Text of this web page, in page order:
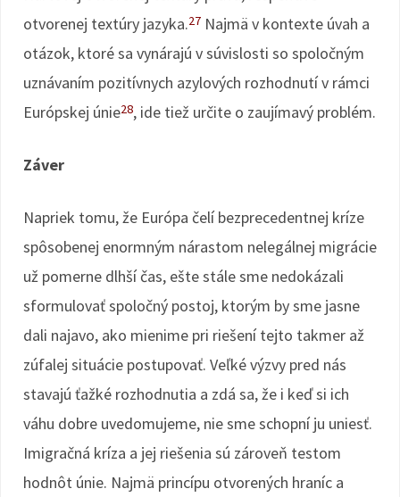
otvorenej textúry jazyka.27 Najmä v kontexte úvah a
otázok, ktoré sa vynárajú v súvislosti so spoločným
uznávaním pozitívnych azylových rozhodnutí v rámci
Európskej únie28, ide tiež určite o zaujímavý problém.
Záver
Napriek tomu, že Európa čelí bezprecedentnej kríze
spôsobenej enormným nárastom nelegálnej migrácie
už pomerne dlhší čas, ešte stále sme nedokázali
sformulovať spoločný postoj, ktorým by sme jasne
dali najavo, ako mienime pri riešení tejto takmer až
zúfalej situácie postupovať. Veľké výzvy pred nás
stavajú ťažké rozhodnutia a zdá sa, že i keď si ich
váhu dobre uvedomujeme, nie sme schopní ju uniesť.
Imigračná kríza a jej riešenia sú zároveň testom
hodnôt únie. Najmä princípu otvorených hraníc a